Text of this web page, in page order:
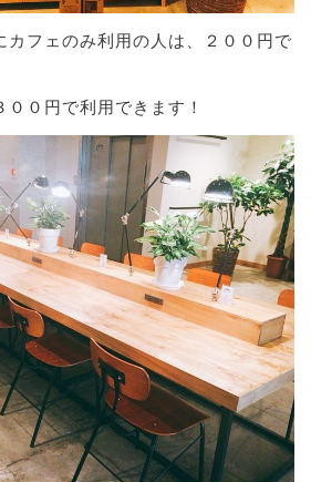
カフェのみ利用の人は、２００円で
００円で利用できます！